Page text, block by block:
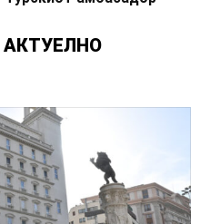
АКТУЕЛНО